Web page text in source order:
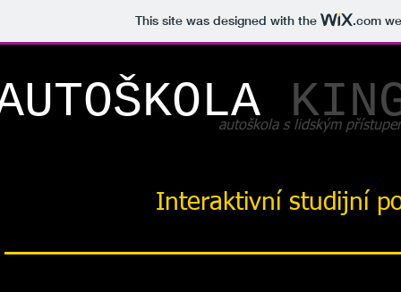
This site was designed with the .com
autoškola s lidským
Interaktivní studijní